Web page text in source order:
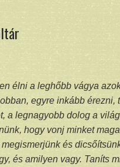
élni a leghőbb vágya
egyre inkább érezni,
a legnagyobb dolog a
hogy vonj minket
és
és amilyen vagy. Taníts